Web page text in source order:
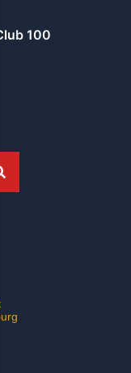
100